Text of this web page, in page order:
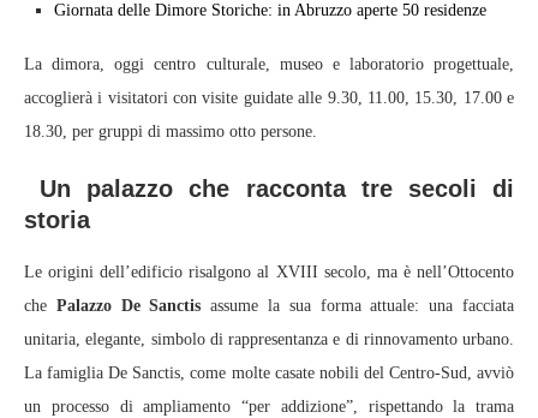
Giornata delle Dimore Storiche: in Abruzzo aperte 50 residenze
La dimora, oggi centro culturale, museo e laboratorio progettuale,
accoglierà i visitatori con visite guidate alle 9.30, 11.00, 15.30, 17.00 e
18.30, per gruppi di massimo otto persone.
Un palazzo che racconta tre secoli di
storia
Le origini dell’edificio risalgono al XVIII secolo, ma è nell’Ottocento
che Palazzo De Sanctis assume la sua forma attuale: una facciata
unitaria, elegante, simbolo di rappresentanza e di rinnovamento urbano.
La famiglia De Sanctis, come molte casate nobili del Centro-Sud, avviò
un processo di ampliamento “per addizione”, rispettando la trama